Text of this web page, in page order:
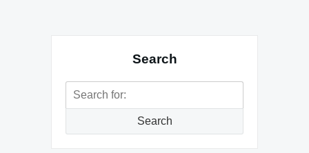
Search
Search
for:
Search